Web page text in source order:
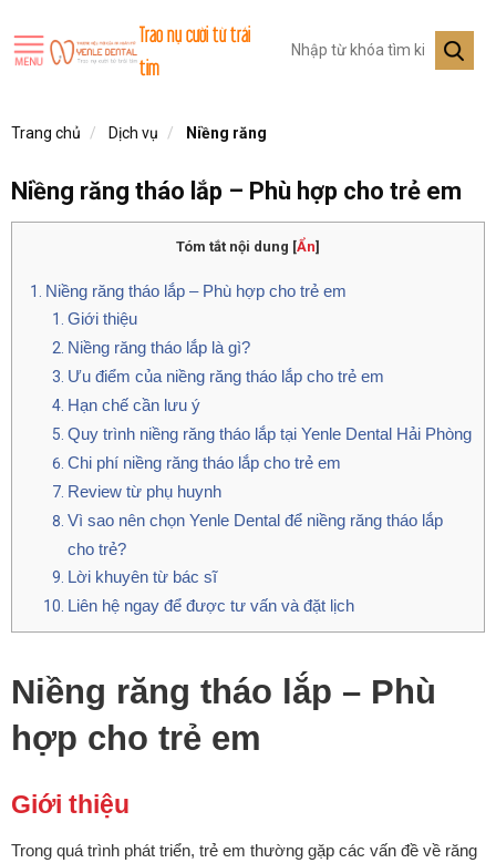
Trao nụ cười từ trái
tim
Trang chủ Dịch vụ Niềng răng
Niềng răng tháo lắp – Phù hợp cho trẻ em
Tóm tắt nội dung [Ẩn]
Niềng răng tháo lắp – Phù hợp cho trẻ em
Giới thiệu
Niềng răng tháo lắp là gì?
Ưu điểm của niềng răng tháo lắp cho trẻ em
Hạn chế cần lưu ý
Quy trình niềng răng tháo lắp tại Yenle Dental Hải Phòng
Chi phí niềng răng tháo lắp cho trẻ em
Review từ phụ huynh
Vì sao nên chọn Yenle Dental để niềng răng tháo lắp
cho trẻ?
Lời khuyên từ bác sĩ
Liên hệ ngay để được tư vấn và đặt lịch
Niềng răng tháo lắp – Phù
hợp cho trẻ em
Giới thiệu
Trong quá trình phát triển, trẻ em thường gặp các vấn đề về răng